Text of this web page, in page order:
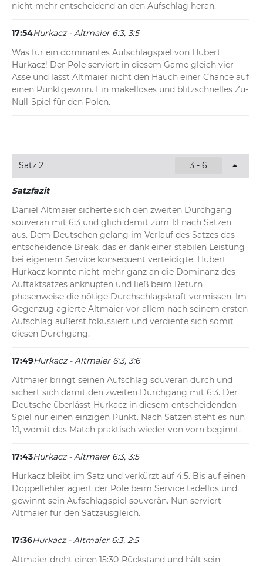
nicht mehr entscheidend an den Aufschlag heran.
17:54Hurkacz - Altmaier 6:3, 3:5
Was für ein dominantes Aufschlagspiel von Hubert
Hurkacz! Der Pole serviert in diesem Game gleich vier
Asse und lässt Altmaier nicht den Hauch einer Chance auf
einen Punktgewinn. Ein makelloses und blitzschnelles Zu-
Null-Spiel für den Polen.
Satz 2 3 - 6
Satzfazit
Daniel Altmaier sicherte sich den zweiten Durchgang
souverän mit 6:3 und glich damit zum 1:1 nach Sätzen
aus. Dem Deutschen gelang im Verlauf des Satzes das
entscheidende Break, das er dank einer stabilen Leistung
bei eigenem Service konsequent verteidigte. Hubert
Hurkacz konnte nicht mehr ganz an die Dominanz des
Auftaktsatzes anknüpfen und ließ beim Return
phasenweise die nötige Durchschlagskraft vermissen. Im
Gegenzug agierte Altmaier vor allem nach seinem ersten
Aufschlag äußerst fokussiert und verdiente sich somit
diesen Durchgang.
17:49Hurkacz - Altmaier 6:3, 3:6
Altmaier bringt seinen Aufschlag souverän durch und
sichert sich damit den zweiten Durchgang mit 6:3. Der
Deutsche überlässt Hurkacz in diesem entscheidenden
Spiel nur einen einzigen Punkt. Nach Sätzen steht es nun
1:1, womit das Match praktisch wieder von vorn beginnt.
17:43Hurkacz - Altmaier 6:3, 3:5
Hurkacz bleibt im Satz und verkürzt auf 4:5. Bis auf einen
Doppelfehler agiert der Pole beim Service tadellos und
gewinnt sein Aufschlagspiel souverän. Nun serviert
Altmaier für den Satzausgleich.
17:36Hurkacz - Altmaier 6:3, 2:5
Altmaier dreht einen 15:30-Rückstand und hält sein